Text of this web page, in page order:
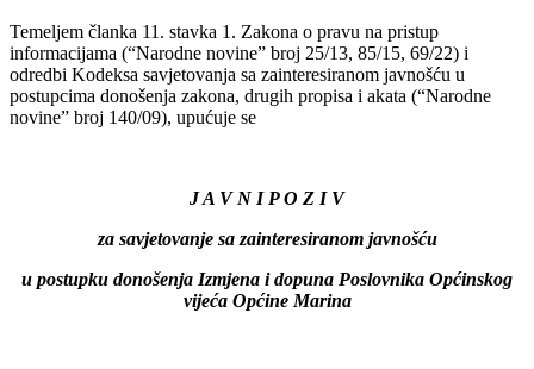
Temeljem članka 11. stavka 1. Zakona o pravu na pristup
informacijama (“Narodne novine” broj 25/13, 85/15, 69/22) i
odredbi Kodeksa savjetovanja sa zainteresiranom javnošću u
postupcima donošenja zakona, drugih propisa i akata (“Narodne
novine” broj 140/09), upućuje se
J A V N I P O Z I V
za savjetovanje sa zainteresiranom javnošću
u postupku donošenja Izmjena i dopuna Poslovnika Općinskog
vijeća Općine Marina